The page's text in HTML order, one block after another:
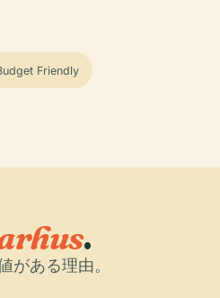
Friendly
.
がある理由。